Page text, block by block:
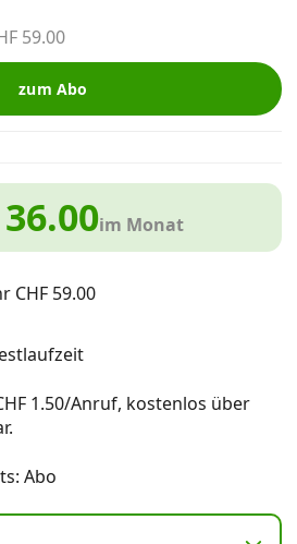
59.00
zum Abo
im Monat
CHF 59.00
1.50/Anruf, kostenlos über
Abo